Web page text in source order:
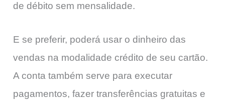
de débito sem mensalidade.
E se preferir, poderá usar o dinheiro das
vendas na modalidade crédito de seu cartão.
A conta também serve para executar
pagamentos, fazer transferências gratuitas e